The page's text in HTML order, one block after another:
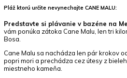
Pláž ktorú určite nevynechajte CANE MALU:
Predstavte si plávanie v bazéne na
vám ponúka zátoka Cane Malu, len tri
Bosa.
Cane Malu sa nachádza len pár krokov
popri mori a prechádza cez útesy z
miestneho kameňa.